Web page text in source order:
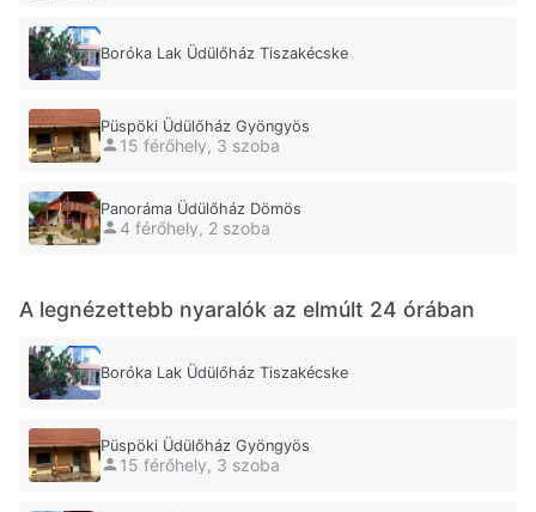
Boróka Lak Üdülőház Tiszakécske
Püspöki Üdülőház Gyöngyös
15 férőhely, 3 szoba
Panoráma Üdülőház Dömös
4 férőhely, 2 szoba
A legnézettebb nyaralók az elmúlt 24 órában
Boróka Lak Üdülőház Tiszakécske
Püspöki Üdülőház Gyöngyös
15 férőhely, 3 szoba